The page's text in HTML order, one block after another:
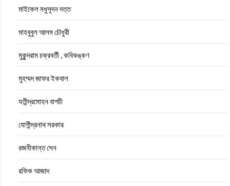
মাইকেল মধুসূদন দত্ত
মাহবুবুল আলম চৌধুরী
মুকুন্দরাম চক্রবর্তী , কবিকঙ্কণ
মুহম্মদ জাফর ইকবাল
যতীন্দ্রমোহন বাগচী
যোগীন্দ্রনাথ সরকার
রজনীকান্ত সেন
রফিক আজাদ